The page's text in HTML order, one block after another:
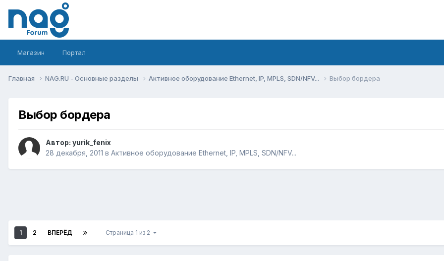
Магазин Портал
Главная NAG.RU - Основные разделы Активное оборудование Ethernet, IP, MPLS, SDN/NFV... Выбор бордера
Выбор бордера
Автор: yurik_fenix
28 декабря, 2011 в Активное оборудование Ethernet, IP, MPLS, SDN/NFV...
1 2 ВПЕРЁД Страница 1 из 2